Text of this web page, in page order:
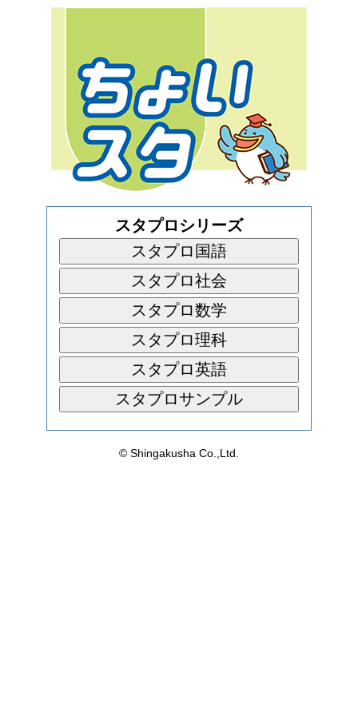
スタプロシリーズ
スタプロ国語
スタプロ社会
スタプロ数学
スタプロ理科
スタプロ英語
スタプロサンプル
© Shingakusha Co.,Ltd.